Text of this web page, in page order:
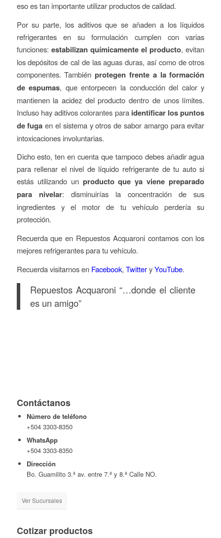
eso es tan importante utilizar productos de calidad.
Por su parte, los aditivos que se añaden a los líquidos
refrigerantes en su formulación cumplen con varias
funciones: estabilizan químicamente el producto, evitan
los depósitos de cal de las aguas duras, así como de otros
componentes. Tambiénprotegen frente a la formación
de espumas, que entorpecen la conducción del calor y
mantienen la acidez del producto dentro de unos límites.
Incluso hay aditivos colorantes para identificar los puntos
de fuga en el sistema y otros de sabor amargo para evitar
intoxicaciones involuntarias.
Dicho esto, ten en cuenta que tampoco debes añadir agua
para rellenar el nivel de líquido refrigerante de tu auto si
estás utilizando un producto que ya viene preparado
para nivelar: disminuirías la concentración de sus
ingredientes y el motor de tu vehículo perdería su
protección.
Recuerda que en Repuestos Acquaroni contamos con los
mejores refrigerantes para tu vehículo.
Recuerda visitarnos en Facebook, TwitteryYouTube.
Repuestos Acquaroni “…donde el cliente
es un amigo”
Contáctanos
Número de teléfono
+504 3303-8350
WhatsApp
+504 3303-8350
Dirección
Bo. Guamilito 3.ª av. entre 7.ª y 8.ª Calle NO.
Ver Sucursales
Cotizar productos